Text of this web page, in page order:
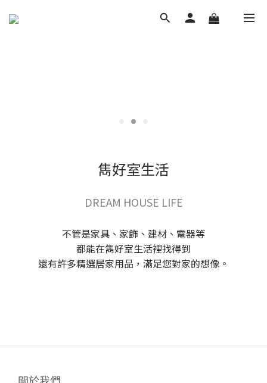
雋好室生活
DREAM HOUSE LIFE
不管是家具、家飾、建材、電器等
都能在雋好室生活裡找得到
還有許多精選居家用品，滿足您對家的想像。